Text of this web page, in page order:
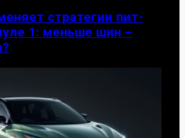
стратегии пит-
1: меньше шин –